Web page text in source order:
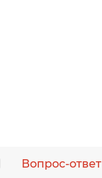
Вопрос-ответ